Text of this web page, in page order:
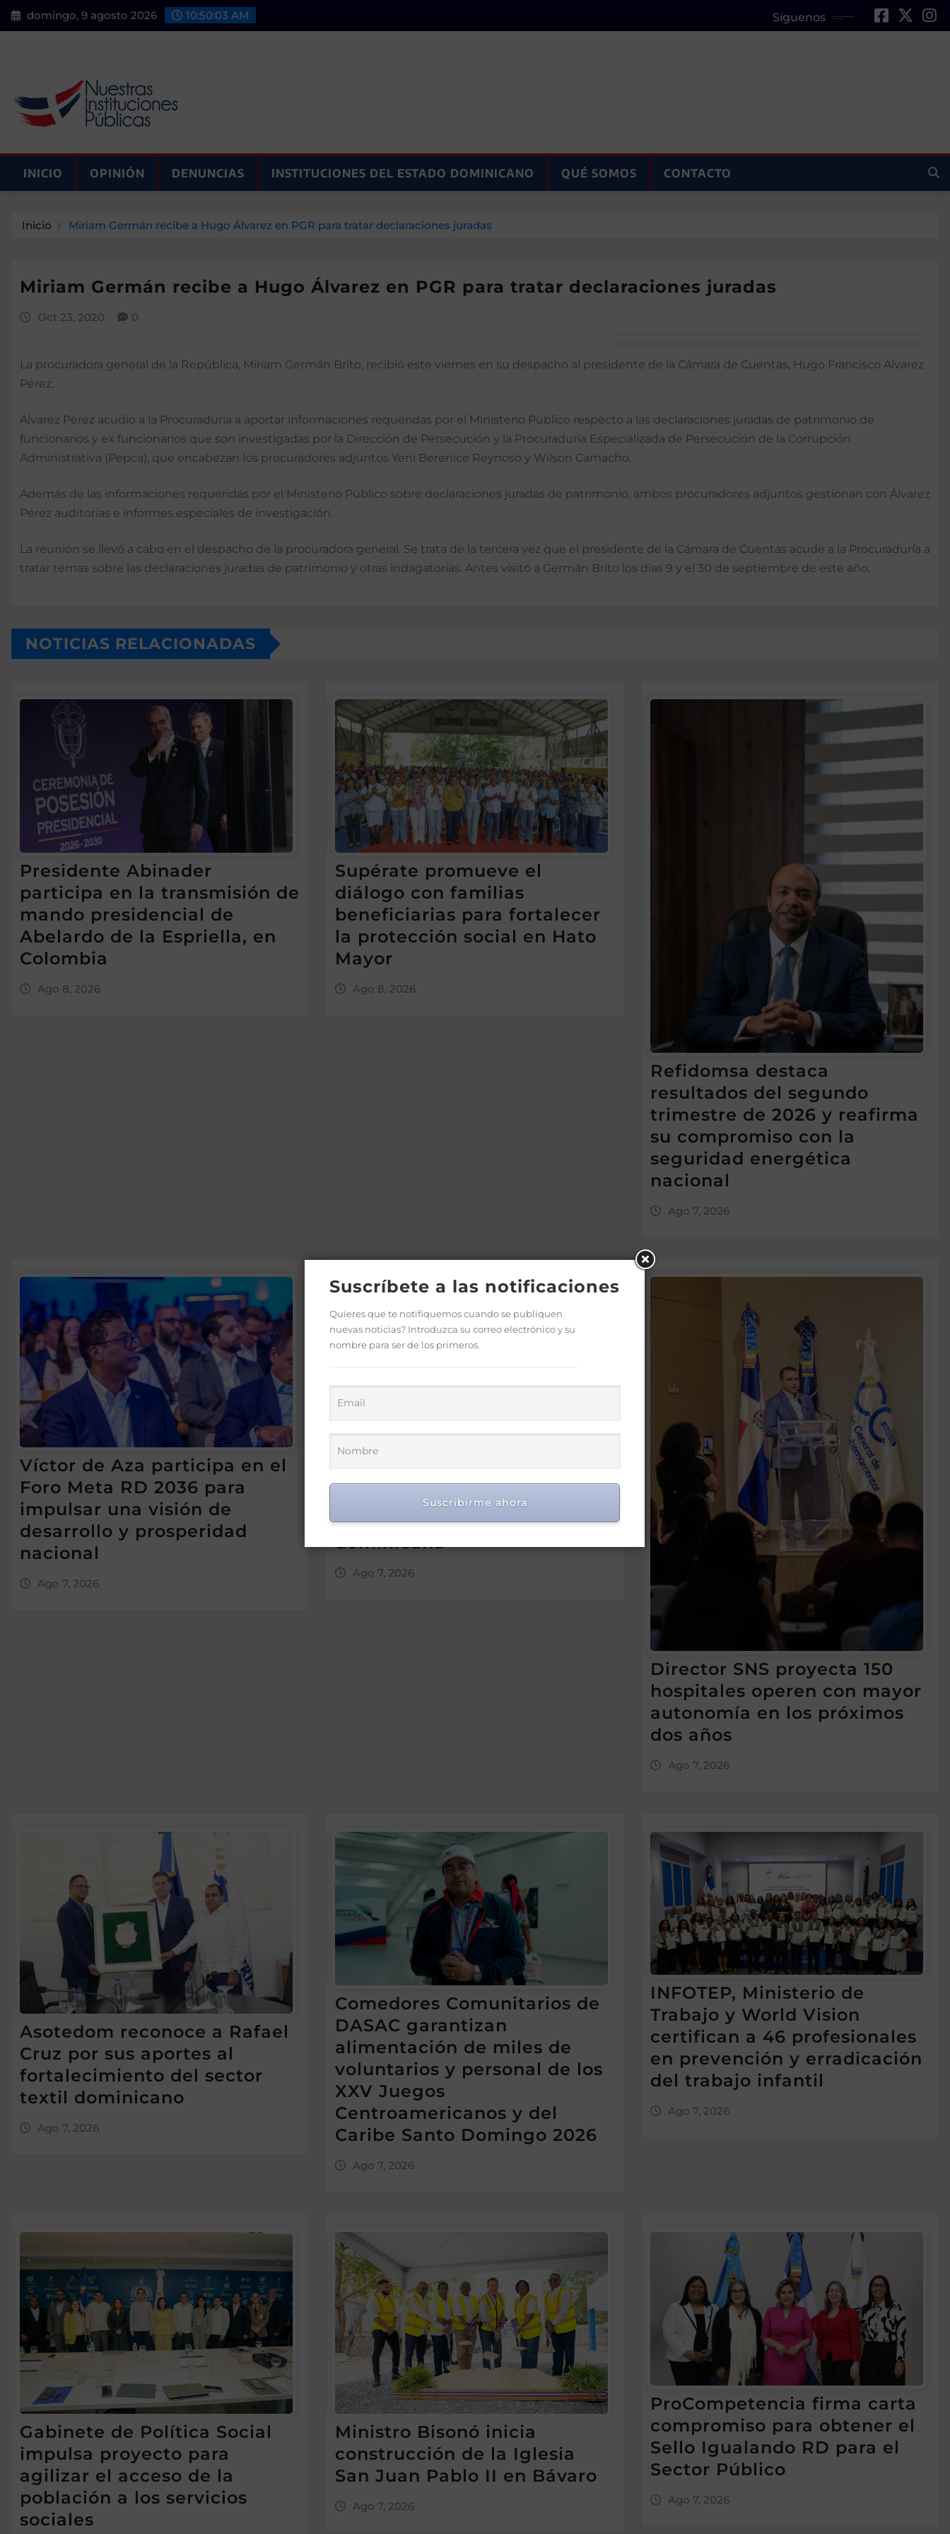
Saltar
al
domingo, 9 agosto 2026 10:50:05 AM Síguenos
INICIO OPINIÓN DENUNCIAS INSTITUCIONES DEL ESTADO DOMINICANO QUÉ SOMOS CONTACTO
Inicio Miriam Germán recibe a Hugo Álvarez en PGR para tratar declaraciones juradas
Miriam Germán recibe a Hugo Álvarez en PGR para tratar declaraciones juradas
Oct 23, 2020 0
La procuradora general de la República, Miriam Germán Brito, recibió este viernes en su despacho al presidente de la Cámara de Cuentas, Hugo Francisco Álvarez
Pérez.
Álvarez Pérez acudió a la Procuraduría a aportar informaciones requeridas por el Ministerio Público respecto a las declaraciones juradas de patrimonio de
funcionarios y ex funcionarios que son investigadas por la Dirección de Persecución y la Procuraduría Especializada de Persecución de la Corrupción
Administrativa (Pepca), que encabezan los procuradores adjuntos Yeni Berenice Reynoso y Wilson Camacho.
Además de las informaciones requeridas por el Ministerio Público sobre declaraciones juradas de patrimonio, ambos procuradores adjuntos gestionan con Álvarez
Pérez auditorías e informes especiales de investigación.
La reunión se llevó a cabo en el despacho de la procuradora general. Se trata de la tercera vez que el presidente de la Cámara de Cuentas acude a la Procuraduría a
tratar temas sobre las declaraciones juradas de patrimonio y otras indagatorias. Antes visitó a Germán Brito los días 9 y el 30 de septiembre de este año.
NOTICIAS RELACIONADAS
Presidente Abinader
participa en la transmisión de
mando presidencial de
Abelardo de la Espriella, en
Colombia
Ago 8, 2026
Supérate promueve el
diálogo con familias
beneficiarias para fortalecer
la protección social en Hato
Mayor
Ago 8, 2026
Refidomsa destaca
resultados del segundo
trimestre de 2026 y reafirma
su compromiso con la
seguridad energética
nacional
Ago 7, 2026
Víctor de Aza participa en el
Foro Meta RD 2036 para
impulsar una visión de
desarrollo y prosperidad
nacional
Ago 7, 2026
estrategias para fortalecer la
calidad de la educación
dominicana
Ago 7, 2026
Director SNS proyecta 150
hospitales operen con mayor
autonomía en los próximos
dos años
Ago 7, 2026
Asotedom reconoce a Rafael
Cruz por sus aportes al
fortalecimiento del sector
textil dominicano
Ago 7, 2026
Comedores Comunitarios de
DASAC garantizan
alimentación de miles de
voluntarios y personal de los
XXV Juegos
Centroamericanos y del
Caribe Santo Domingo 2026
Ago 7, 2026
INFOTEP, Ministerio de
Trabajo y World Vision
certifican a 46 profesionales
en prevención y erradicación
del trabajo infantil
Ago 7, 2026
Gabinete de Política Social
impulsa proyecto para
agilizar el acceso de la
población a los servicios
sociales
Ministro Bisonó inicia
construcción de la Iglesia
San Juan Pablo II en Bávaro
Ago 7, 2026
ProCompetencia firma carta
compromiso para obtener el
Sello Igualando RD para el
Sector Público
Ago 7, 2026
Suscríbete a las notificaciones
Quieres que te notifiquemos cuando se publiquen
nuevas noticias? Introduzca su correo electrónico y su
nombre para ser de los primeros.
Suscribirme ahora